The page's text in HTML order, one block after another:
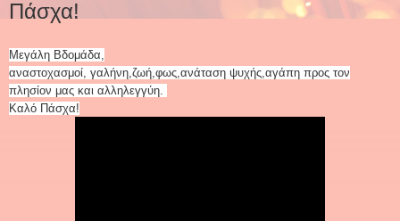
Πάσχα!
Μεγάλη Βδομάδα,
αναστοχασμοί, γαλήνη,ζωή,φως,ανάταση ψυχής,αγάπη προς τον
πλησίον μας και αλληλεγγύη.
Καλό Πάσχα!